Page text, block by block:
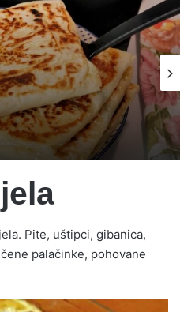
Pite, uštipci, gibanica,
palačinke, pohovane